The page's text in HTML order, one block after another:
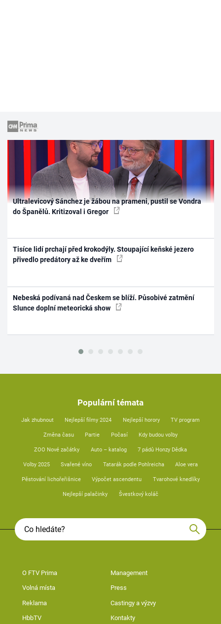
Ultralevicový Sánchez je žábou na prameni, pustil se Vondra
do Španělů. Kritizoval i Gregor
Tisíce lidí prchají před krokodýly. Stoupající keňské jezero
přivedlo predátory až ke dveřím
Nebeská podívaná nad Českem se blíží. Působivé zatmění
Slunce doplní meteorická show
Populární témata
Jak zhubnout Nejlepší filmy 2024 Nejlepší horory TV program
Změna času Partie Počasí Kdy budou volby
ZOO Nové začátky Auto – katalog 7 pádů Honzy Dědka
Volby 2025 Svařené víno Tatarák podle Pohlreicha Aloe vera
Pěstování lichořeřišnice Výpočet ascendentu Tvarohové knedlíky
Nejlepší palačinky Švestkový koláč
O FTV Prima Management
Volná místa Press
Reklama Castingy a výzvy
HbbTV Kontakty